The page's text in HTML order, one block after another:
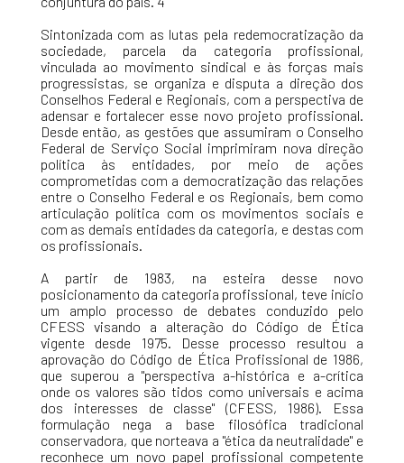
Sintonizada com as lutas pela redemocratização da
sociedade, parcela da categoria profissional,
vinculada ao movimento sindical e às forças mais
progressistas, se organiza e disputa a direção dos
Conselhos Federal e Regionais, com a perspectiva de
adensar e fortalecer esse novo projeto profissional.
Desde então, as gestões que assumiram o Conselho
Federal de Serviço Social imprimiram nova direção
política às entidades, por meio de ações
comprometidas com a democratização das relações
entre o Conselho Federal e os Regionais, bem como
articulação política com os movimentos sociais e
com as demais entidades da categoria, e destas com
os profissionais.
A partir de 1983, na esteira desse novo
posicionamento da categoria profissional, teve início
um amplo processo de debates conduzido pelo
CFESS visando a alteração do Código de Ética
vigente desde 1975. Desse processo resultou a
aprovação do Código de Ética Profissional de 1986,
que superou a "perspectiva a-histórica e a-crítica
onde os valores são tidos como universais e acima
dos interesses de classe" (CFESS, 1986). Essa
formulação nega a base filosófica tradicional
conservadora, que norteava a "ética da neutralidade" e
reconhece um novo papel profissional competente